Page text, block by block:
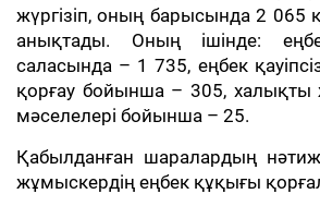
жүргізіп, оның барысында 2
анықтады. Оның ішінде:
саласында – 1 735, еңбек
қорғау бойынша – 305,
мәселелері бойынша – 25.
Қабылданған шаралардың
жұмыскердің еңбек құқығы